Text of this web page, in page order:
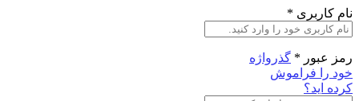
نام کاربری *
رمز عبور * گذرواژه
خود را فراموش
کرده اید؟